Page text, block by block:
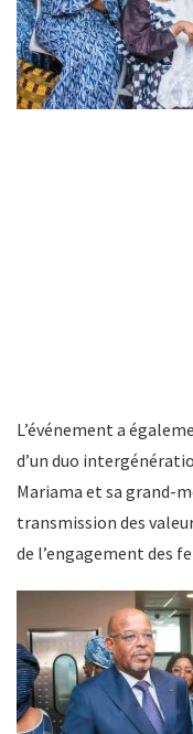
L’événement a
d’un duo
Mariama et sa grand-
transmission des
de l’engagement des